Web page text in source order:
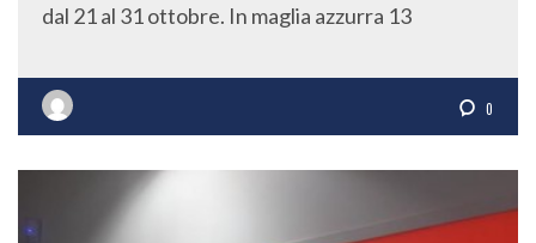
dal 21 al 31 ottobre. In maglia azzurra 13
0